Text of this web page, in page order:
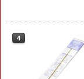
4